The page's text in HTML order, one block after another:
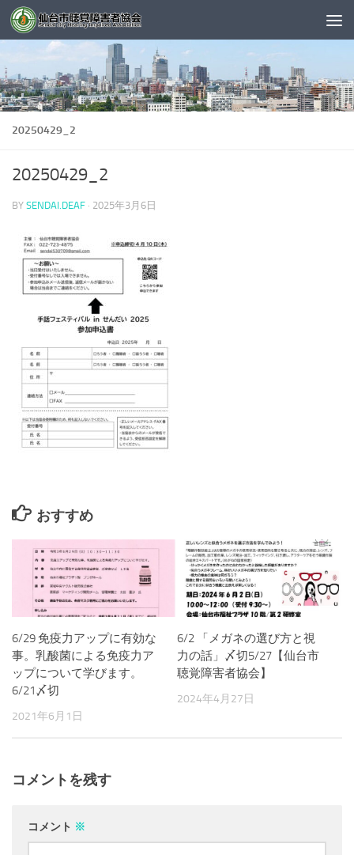
コンテンツへスキップ
20250429_2
20250429_2
BY SENDAI.DEAF · 2025年3月6日
おすすめ
6/29 免疫力アップに有効な
事。乳酸菌による免疫力ア
ップについて学びます。
6/21〆切
2021年6月1日
6/2 「メガネの選び方と視
力の話」〆切5/27【仙台市
聴覚障害者協会】
2024年4月27日
コメントを残す
コメント ※